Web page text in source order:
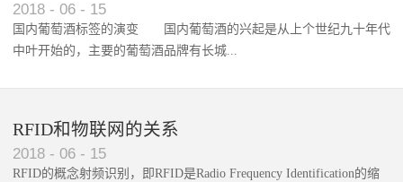
2018 - 06 - 15
国内葡萄酒标签的演变 国内葡萄酒的兴起是从上个世纪九十年代
中叶开始的，主要的葡萄酒品牌有长城...
RFID和物联网的关系
2018 - 06 - 15
RFID的概念射频识别，即RFID是Radio Frequency Identification的缩